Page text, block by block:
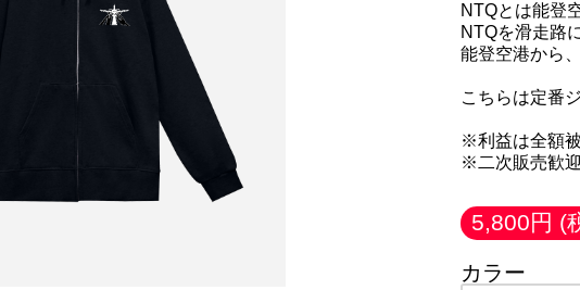
NTQとは能登
NTQを滑走路
能登空港から
こちらは定番
※利益は全額
※二次販売歓
5,800円 (
カラー